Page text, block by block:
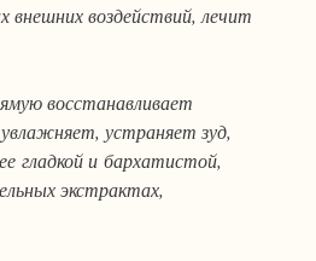
внешних воздействий, лечит
восстанавливает
устраняет зуд,
гладкой и бархатистой,
экстрактах,